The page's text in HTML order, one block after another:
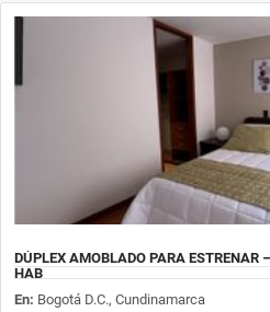
DÚPLEX AMOBLADO PARA ESTRENAR
HAB
En: Bogotá D.C., Cundinamarca